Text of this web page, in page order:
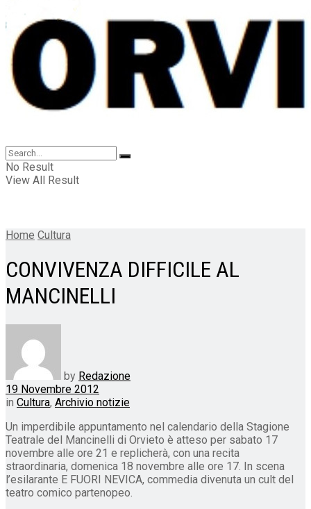
No Result
View All Result
Home Cultura
CONVIVENZA DIFFICILE AL
MANCINELLI
by Redazione
19 Novembre 2012
in Cultura, Archivio notizie
Un imperdibile appuntamento nel calendario della Stagione
Teatrale del Mancinelli di Orvieto è atteso per sabato 17
novembre alle ore 21 e replicherà, con una recita
straordinaria, domenica 18 novembre alle ore 17. In scena
l’esilarante E FUORI NEVICA, commedia divenuta un cult del
teatro comico partenopeo.